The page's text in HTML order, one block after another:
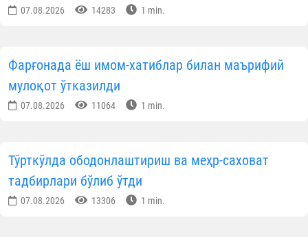
07.08.2026 14283 1 min.
Фарғонада ёш имом-хатиблар билан маърифий
мулоқот ўтказилди
07.08.2026 11064 1 min.
Тўрткўлда ободонлаштириш ва меҳр-саховат
тадбирлари бўлиб ўтди
07.08.2026 13306 1 min.